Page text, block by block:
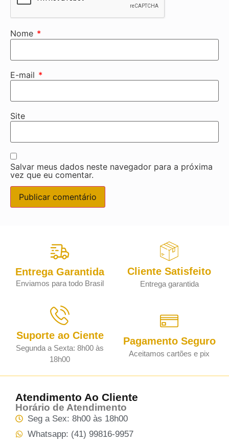
Nome *
E-mail *
Site
Salvar meus dados neste navegador para a próxima
vez que eu comentar.
Entrega Garantida
Enviamos para todo Brasil
Cliente Satisfeito
Entrega garantida
Suporte ao Ciente
Segunda a Sexta: 8h00 às
18h00
Pagamento Seguro
Aceitamos cartões e pix
Atendimento Ao Cliente
Horário de Atendimento
Seg a Sex: 8h00 às 18h00
Whatsapp: (41) 99816-9957